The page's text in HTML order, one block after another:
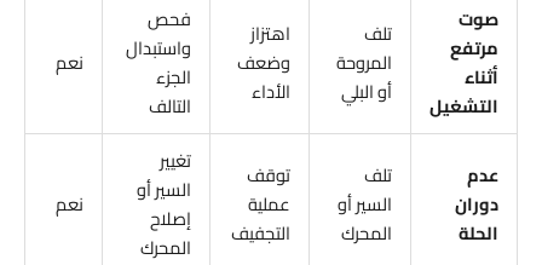
صوت
مرتفع
أثناء
التشغيل
تلف
المروحة
أو البلي
اهتزاز
وضعف
الأداء
فحص
واستبدال
الجزء
التالف
نعم
عدم
دوران
الحلة
تلف
السير أو
المحرك
توقف
عملية
التجفيف
تغيير
السير أو
إصلاح
المحرك
نعم